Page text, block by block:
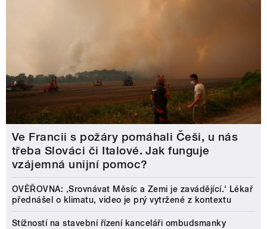
Ve Francii s požáry pomáhali Češi, u nás
třeba Slováci či Italové. Jak funguje
vzájemná unijní pomoc?
OVĚŘOVNA: ‚Srovnávat Měsíc a Zemi je zavádějící.‘ Lékař
přednášel o klimatu, video je prý vytržené z kontextu
Stížností na stavební řízení kanceláři ombudsmanky